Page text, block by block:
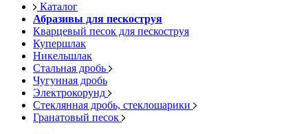
Каталог
Абразивы для пескоструя
Кварцевый песок для пескоструя
Купершлак
Никельшлак
Стальная дробь
Чугунная дробь
Электрокорунд
Стеклянная дробь, стеклошарики
Гранатовый песок